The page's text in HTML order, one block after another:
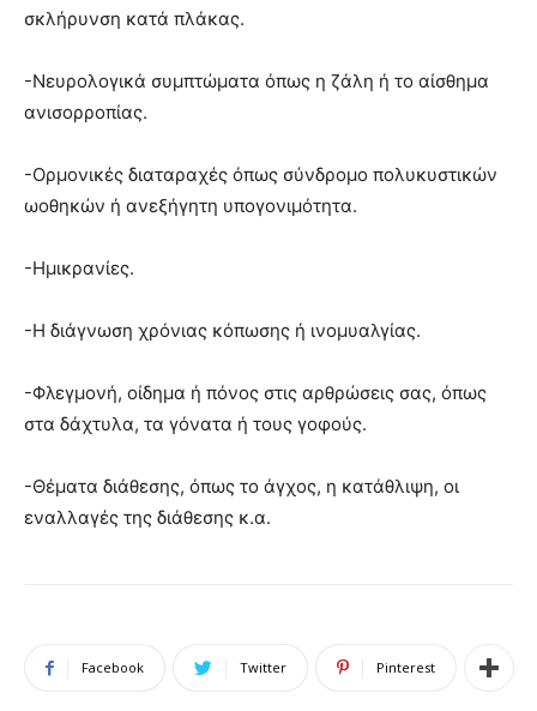
σκλήρυνση κατά πλάκας.
-Νευρολογικά συμπτώματα όπως η ζάλη ή το αίσθημα
ανισορροπίας.
-Ορμονικές διαταραχές όπως σύνδρομο πολυκυστικών
ωοθηκών ή ανεξήγητη υπογονιμότητα.
-Ημικρανίες.
-Η διάγνωση χρόνιας κόπωσης ή ινομυαλγίας.
-Φλεγμονή, οίδημα ή πόνος στις αρθρώσεις σας, όπως
στα δάχτυλα, τα γόνατα ή τους γοφούς.
-Θέματα διάθεσης, όπως το άγχος, η κατάθλιψη, οι
εναλλαγές της διάθεσης κ.α.
Facebook Twitter Pinterest